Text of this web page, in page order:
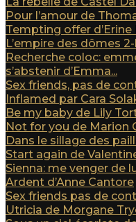
Pour l’amour de
Tempting offer d’Erine
L’empire des dômes
Recherche coloc:
s’abstenir d’Emma...
Sex friends, pas de
Inflamed par Cara
Be my baby de Lily
Not for you de Marion
Dans le sillage des
Start again de
Sienna: me venger de
Ardent d’Anne Cantore
Sex friends pas de
Utricia de Morgane